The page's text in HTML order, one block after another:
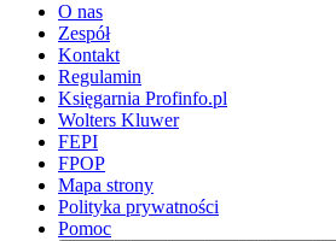
O nas
Zespół
Kontakt
Regulamin
Księgarnia Profinfo.pl
Wolters Kluwer
FEPI
FPOP
Mapa strony
Polityka prywatności
Pomoc